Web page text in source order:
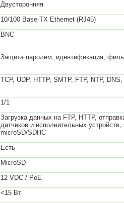
Двусторонняя
10/100 Base-TX Ethernet (RJ45)
BNC
Защита паролем, идентификация,
TCP, UDP, HTTP, SMTP, FTP, NTP,
1/1
Загрузка данных на FTP, HTTP,
датчиков и исполнительных
microSD/SDHC
Есть
MicroSD
12 VDC / PoE
<15 Вт